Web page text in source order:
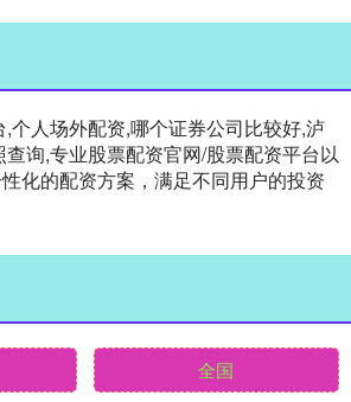
个人场外配资,哪个证券公司比较好,泸
询,专业股票配资官网/股票配资平台以
化的配资方案，满足不同用户的投资
全国